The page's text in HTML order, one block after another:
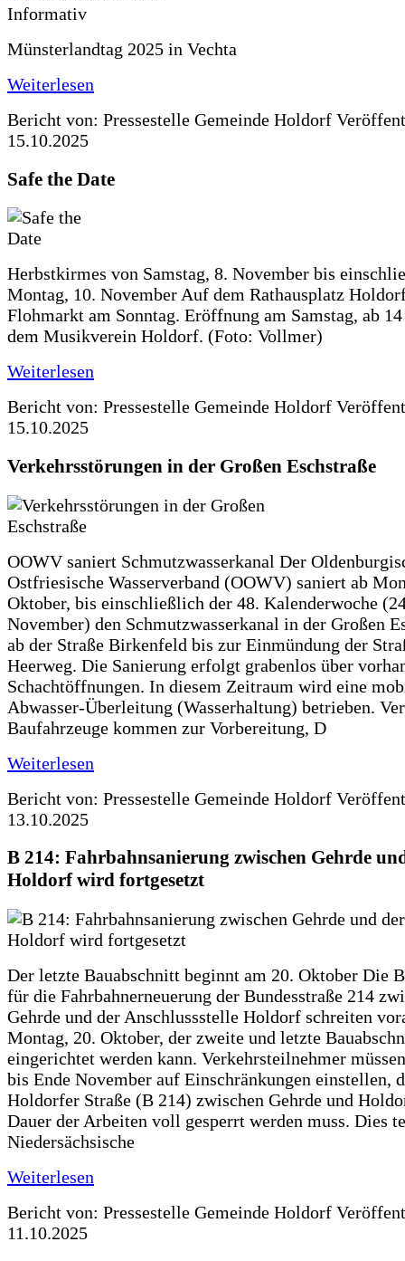
Münsterlandtag 2025 in Vechta
Weiterlesen
Bericht von: Pressestelle Gemeinde Holdorf
15.10.2025
Safe the Date
Herbstkirmes von Samstag, 8. November bis
Montag, 10. November Auf dem Rathausplatz
Flohmarkt am Sonntag. Eröffnung am Samstag, ab
dem Musikverein Holdorf. (Foto: Vollmer)
Weiterlesen
Bericht von: Pressestelle Gemeinde Holdorf
15.10.2025
Verkehrsstörungen in der Großen Eschstraße
OOWV saniert Schmutzwasserkanal Der
Ostfriesische Wasserverband (OOWV) saniert ab
Oktober, bis einschließlich der 48. Kalenderwoche
November) den Schmutzwasserkanal in der Großen
ab der Straße Birkenfeld bis zur Einmündung der
Heerweg. Die Sanierung erfolgt grabenlos über
Schachtöffnungen. In diesem Zeitraum wird eine
Abwasser-Überleitung (Wasserhaltung) betrieben.
Baufahrzeuge kommen zur Vorbereitung, D
Weiterlesen
Bericht von: Pressestelle Gemeinde Holdorf
13.10.2025
B 214: Fahrbahnsanierung zwischen Gehrde
Holdorf wird fortgesetzt
Der letzte Bauabschnitt beginnt am 20. Oktober Die
für die Fahrbahnerneuerung der Bundesstraße 214
Gehrde und der Anschlussstelle Holdorf schreiten
Montag, 20. Oktober, der zweite und letzte
eingerichtet werden kann. Verkehrsteilnehmer
bis Ende November auf Einschränkungen einstellen,
Holdorfer Straße (B 214) zwischen Gehrde und
Dauer der Arbeiten voll gesperrt werden muss. Dies
Niedersächsische
Weiterlesen
Bericht von: Pressestelle Gemeinde Holdorf
11.10.2025